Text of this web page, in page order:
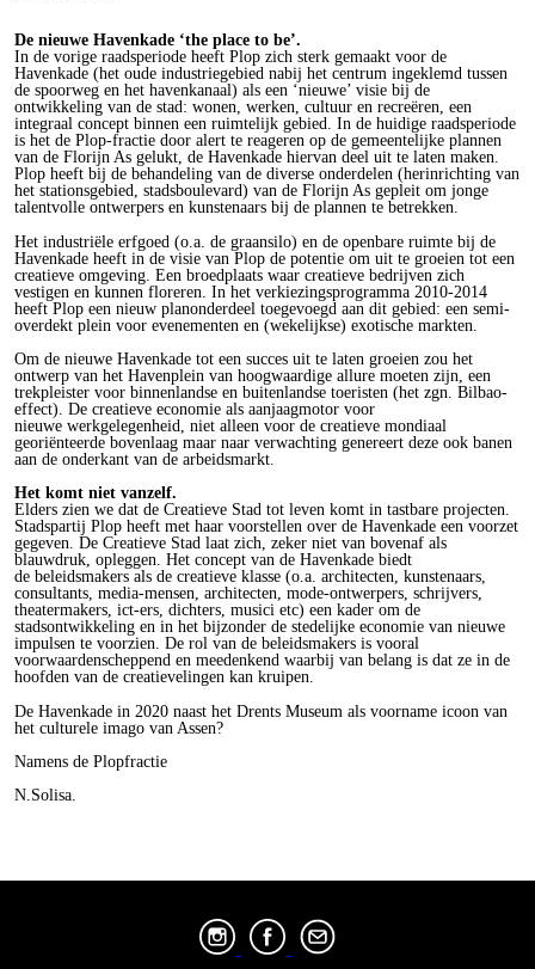
De nieuwe Havenkade ‘the place to be’.
In de vorige raadsperiode heeft Plop zich sterk gemaakt voor de
Havenkade (het oude industriegebied nabij het centrum ingeklemd tussen
de spoorweg en het havenkanaal) als een ‘nieuwe’ visie bij de
ontwikkeling van de stad: wonen, werken, cultuur en recreëren, een
integraal concept binnen een ruimtelijk gebied. In de huidige raadsperiode
is het de Plop-fractie door alert te reageren op de gemeentelijke plannen
van de Florijn As gelukt, de Havenkade hiervan deel uit te laten maken.
Plop heeft bij de behandeling van de diverse onderdelen (herinrichting van
het stationsgebied, stadsboulevard) van de Florijn As gepleit om jonge
talentvolle ontwerpers en kunstenaars bij de plannen te betrekken.
Het industriële erfgoed (o.a. de graansilo) en de openbare ruimte bij de
Havenkade heeft in de visie van Plop de potentie om uit te groeien tot een
creatieve omgeving. Een broedplaats waar creatieve bedrijven zich
vestigen en kunnen floreren. In het verkiezingsprogramma 2010-2014
heeft Plop een nieuw planonderdeel toegevoegd aan dit gebied: een semi-
overdekt plein voor evenementen en (wekelijkse) exotische markten.
Om de nieuwe Havenkade tot een succes uit te laten groeien zou het
ontwerp van het Havenplein van hoogwaardige allure moeten zijn, een
trekpleister voor binnenlandse en buitenlandse toeristen (het zgn. Bilbao-
effect). De creatieve economie als aanjaagmotor voor
nieuwe werkgelegenheid, niet alleen voor de creatieve mondiaal
georiënteerde bovenlaag maar naar verwachting genereert deze ook banen
aan de onderkant van de arbeidsmarkt.
Het komt niet vanzelf.
Elders zien we dat de Creatieve Stad tot leven komt in tastbare projecten.
Stadspartij Plop heeft met haar voorstellen over de Havenkade een voorzet
gegeven. De Creatieve Stad laat zich, zeker niet van bovenaf als
blauwdruk, opleggen. Het concept van de Havenkade biedt
de beleidsmakers als de creatieve klasse (o.a. architecten, kunstenaars,
consultants, media-mensen, architecten, mode-ontwerpers, schrijvers,
theatermakers, ict-ers, dichters, musici etc) een kader om de
stadsontwikkeling en in het bijzonder de stedelijke economie van nieuwe
impulsen te voorzien. De rol van de beleidsmakers is vooral
voorwaardenscheppend en meedenkend waarbij van belang is dat ze in de
hoofden van de creatievelingen kan kruipen.
De Havenkade in 2020 naast het Drents Museum als voorname icoon van
het culturele imago van Assen?
Namens de Plopfractie
N.Solisa.